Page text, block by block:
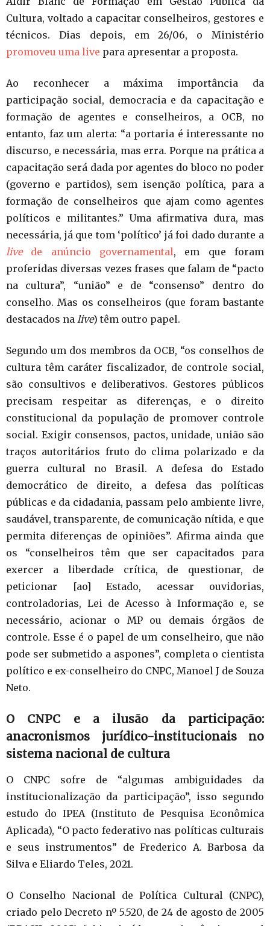
Cultura, voltado a capacitar conselheiros, gestores e
técnicos. Dias depois, em 26/06, o Ministério
promoveu uma live para apresentar a proposta.
Ao reconhecer a máxima importância da
participação social, democracia e da capacitação e
formação de agentes e conselheiros, a OCB, no
entanto, faz um alerta: “a portaria é interessante no
discurso, e necessária, mas erra. Porque na prática a
capacitação será dada por agentes do bloco no poder
(governo e partidos), sem isenção política, para a
formação de conselheiros que ajam como agentes
políticos e militantes.” Uma afirmativa dura, mas
necessária, já que tom ‘político’ já foi dado durante a
livede anúncio governamental, em que foram
proferidas diversas vezes frases que falam de “pacto
na cultura”, “união” e de “consenso” dentro do
conselho. Mas os conselheiros (que foram bastante
destacados na live) têm outro papel.
Segundo um dos membros da OCB, “os conselhos de
cultura têm caráter fiscalizador, de controle social,
são consultivos e deliberativos. Gestores públicos
precisam respeitar as diferenças, e o direito
constitucional da população de promover controle
social. Exigir consensos, pactos, unidade, união são
traços autoritários fruto do clima polarizado e da
guerra cultural no Brasil. A defesa do Estado
democrático de direito, a defesa das políticas
públicas e da cidadania, passam pelo ambiente livre,
saudável, transparente, de comunicação nítida, e que
permita diferenças de opiniões”. Afirma ainda que
os “conselheiros têm que ser capacitados para
exercer a liberdade crítica, de questionar, de
peticionar [ao] Estado, acessar ouvidorias,
controladorias, Lei de Acesso à Informação e, se
necessário, acionar o MP ou demais órgãos de
controle. Esse é o papel de um conselheiro, que não
pode ser submetido a aspones”, completa o cientista
político e ex-conselheiro do CNPC, Manoel J de Souza
Neto.
O CNPC e a ilusão da participação:
anacronismos jurídico-institucionais no
sistema nacional de cultura
O CNPC sofre de “algumas ambiguidades da
institucionalização da participação”, isso segundo
estudo do IPEA (Instituto de Pesquisa Econômica
Aplicada), “O pacto federativo nas políticas culturais
e seus instrumentos” de Frederico A. Barbosa da
Silva e Eliardo Teles, 2021.
O Conselho Nacional de Política Cultural (CNPC),
criado pelo Decreto nº 5.520, de 24 de agosto de 2005